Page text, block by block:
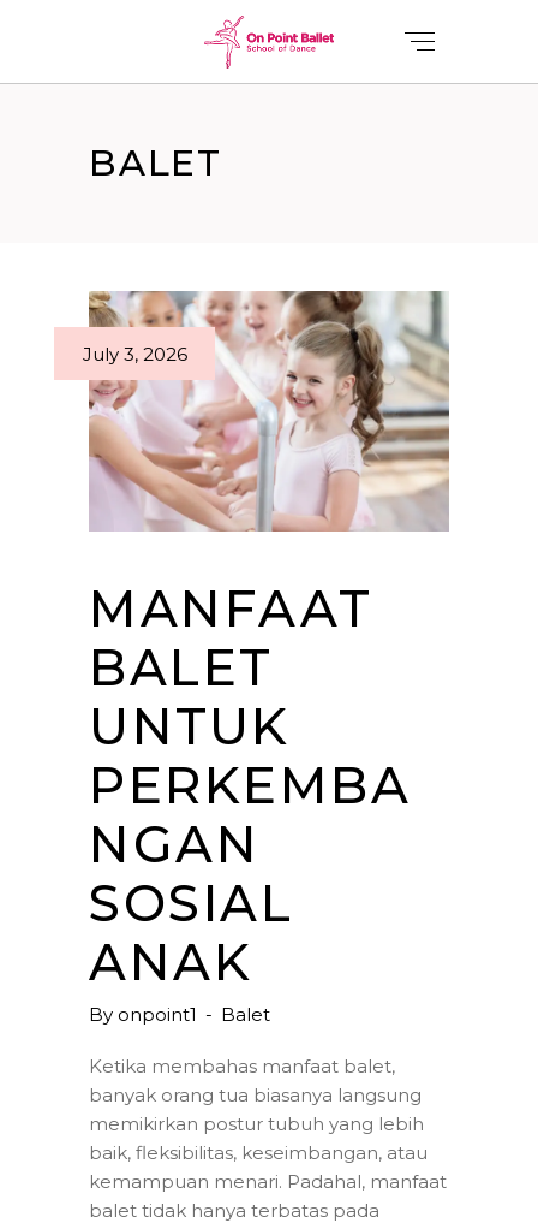
BALET
July 3, 2026
MANFAAT
BALET
UNTUK
PERKEMBA
NGAN
SOSIAL
ANAK
By onpoint1 Balet
Ketika membahas manfaat balet,
banyak orang tua biasanya langsung
memikirkan postur tubuh yang lebih
baik, fleksibilitas, keseimbangan, atau
kemampuan menari. Padahal, manfaat
balet tidak hanya terbatas pada